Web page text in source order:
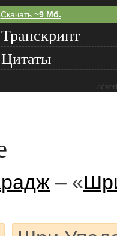
Скачать ~9 Мб.
Транскрипт
Цитаты
– «